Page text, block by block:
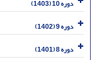
دوره 10 (1403)
دوره 9 (1402)
دوره 8 (1401)